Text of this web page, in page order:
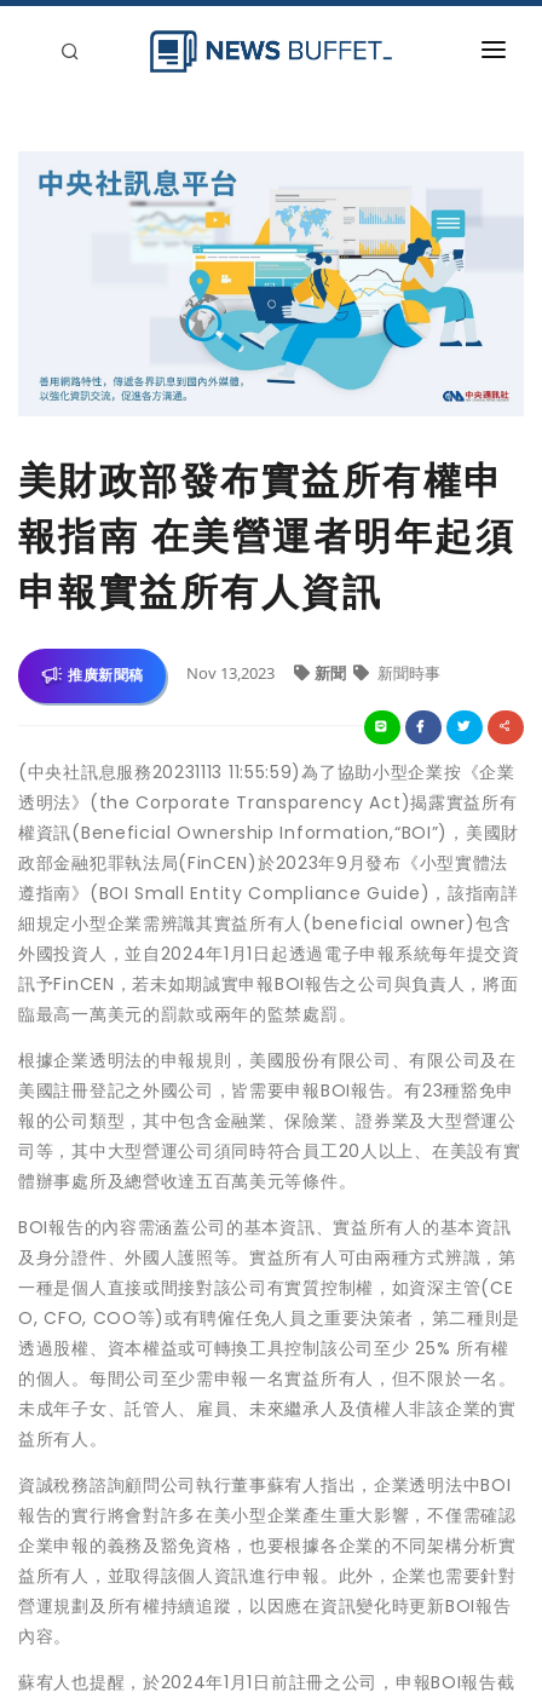
美財政部發布實益所有權申
報指南 在美營運者明年起須
申報實益所有人資訊
推廣新聞稿 Nov 13,2023 新聞 新聞時事
(中央社訊息服務20231113 11:55:59)為了協助小型企業按《企業
透明法》(the Corporate Transparency Act)揭露實益所有
權資訊(Beneficial Ownership Information,“BOI”)，美國財
政部金融犯罪執法局(FinCEN)於2023年9月發布《小型實體法
遵指南》(BOI Small Entity Compliance Guide)，該指南詳
細規定小型企業需辨識其實益所有人(beneficial owner)包含
外國投資人，並自2024年1月1日起透過電子申報系統每年提交資
訊予FinCEN，若未如期誠實申報BOI報告之公司與負責人，將面
臨最高一萬美元的罰款或兩年的監禁處罰。
根據企業透明法的申報規則，美國股份有限公司、有限公司及在
美國註冊登記之外國公司，皆需要申報BOI報告。有23種豁免申
報的公司類型，其中包含金融業、保險業、證券業及大型營運公
司等，其中大型營運公司須同時符合員工20人以上、在美設有實
體辦事處所及總營收達五百萬美元等條件。
BOI報告的內容需涵蓋公司的基本資訊、實益所有人的基本資訊
及身分證件、外國人護照等。實益所有人可由兩種方式辨識，第
一種是個人直接或間接對該公司有實質控制權，如資深主管(CE
O, CFO, COO等)或有聘僱任免人員之重要決策者，第二種則是
透過股權、資本權益或可轉換工具控制該公司至少 25% 所有權
的個人。每間公司至少需申報一名實益所有人，但不限於一名。
未成年子女、託管人、雇員、未來繼承人及債權人非該企業的實
益所有人。
資誠稅務諮詢顧問公司執行董事蘇宥人指出，企業透明法中BOI
報告的實行將會對許多在美小型企業產生重大影響，不僅需確認
企業申報的義務及豁免資格，也要根據各企業的不同架構分析實
益所有人，並取得該個人資訊進行申報。此外，企業也需要針對
營運規劃及所有權持續追蹤，以因應在資訊變化時更新BOI報告
內容。
蘇宥人也提醒，於2024年1月1日前註冊之公司，申報BOI報告截